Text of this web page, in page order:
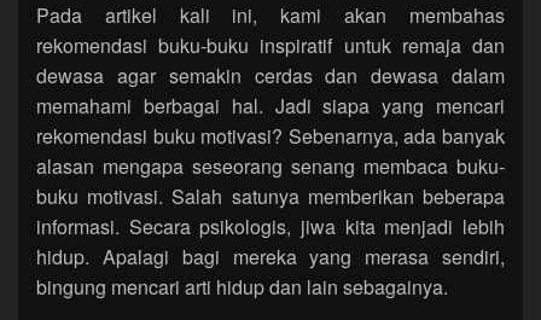
Pada artikel kali ini, kami akan membahas
rekomendasi buku-buku inspiratif untuk remaja dan
dewasa agar semakin cerdas dan dewasa dalam
memahami berbagai hal. Jadi siapa yang mencari
rekomendasi buku motivasi? Sebenarnya, ada banyak
alasan mengapa seseorang senang membaca buku-
buku motivasi. Salah satunya memberikan beberapa
informasi. Secara psikologis, jiwa kita menjadi lebih
hidup. Apalagi bagi mereka yang merasa sendiri,
bingung mencari arti hidup dan lain sebagainya.